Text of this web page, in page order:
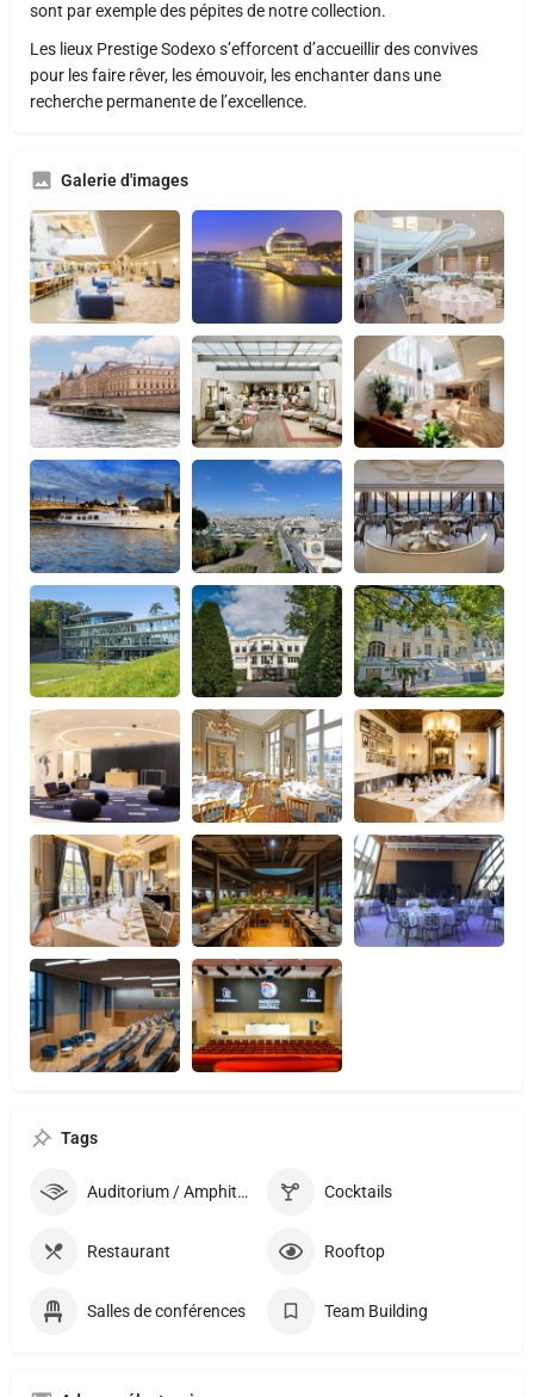
sont par exemple des pépites de notre collection.
Les lieux Prestige Sodexo s’efforcent d’accueillir des convives
pour les faire rêver, les émouvoir, les enchanter dans une
recherche permanente de l’excellence.
Galerie d'images
Tags
Auditorium / Amphithéatre Cocktails
Restaurant Rooftop
Salles de conférences Team Building